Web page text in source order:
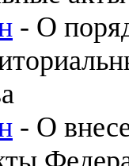
- О
- О